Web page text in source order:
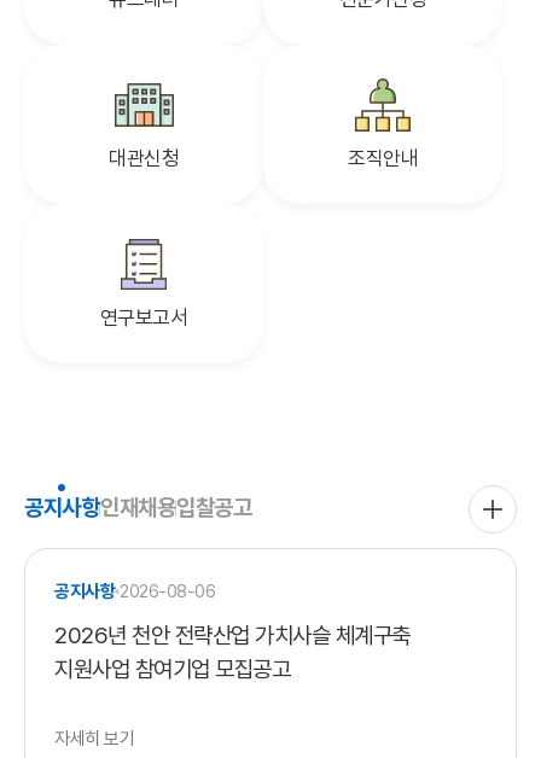
대관신청 조직안내
연구보고서
공지사항인재채용입찰공고
공지사항 2026-08-06
2026년 천안 전략산업 가치사슬 체계구축
지원사업 참여기업 모집공고
자세히 보기
공지사항
전체보기